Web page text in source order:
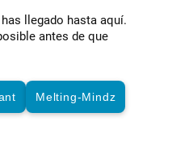
llegado hasta aquí.
antes de que
Melting-Mindz